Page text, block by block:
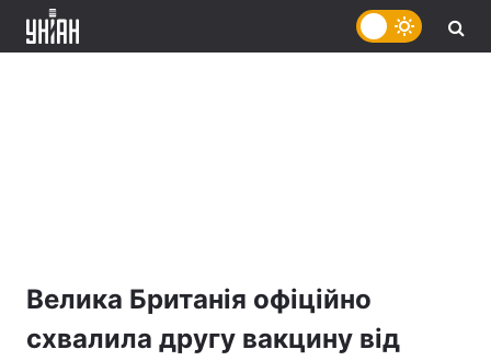
Велика Британія офіційно
схвалила другу вакцину від